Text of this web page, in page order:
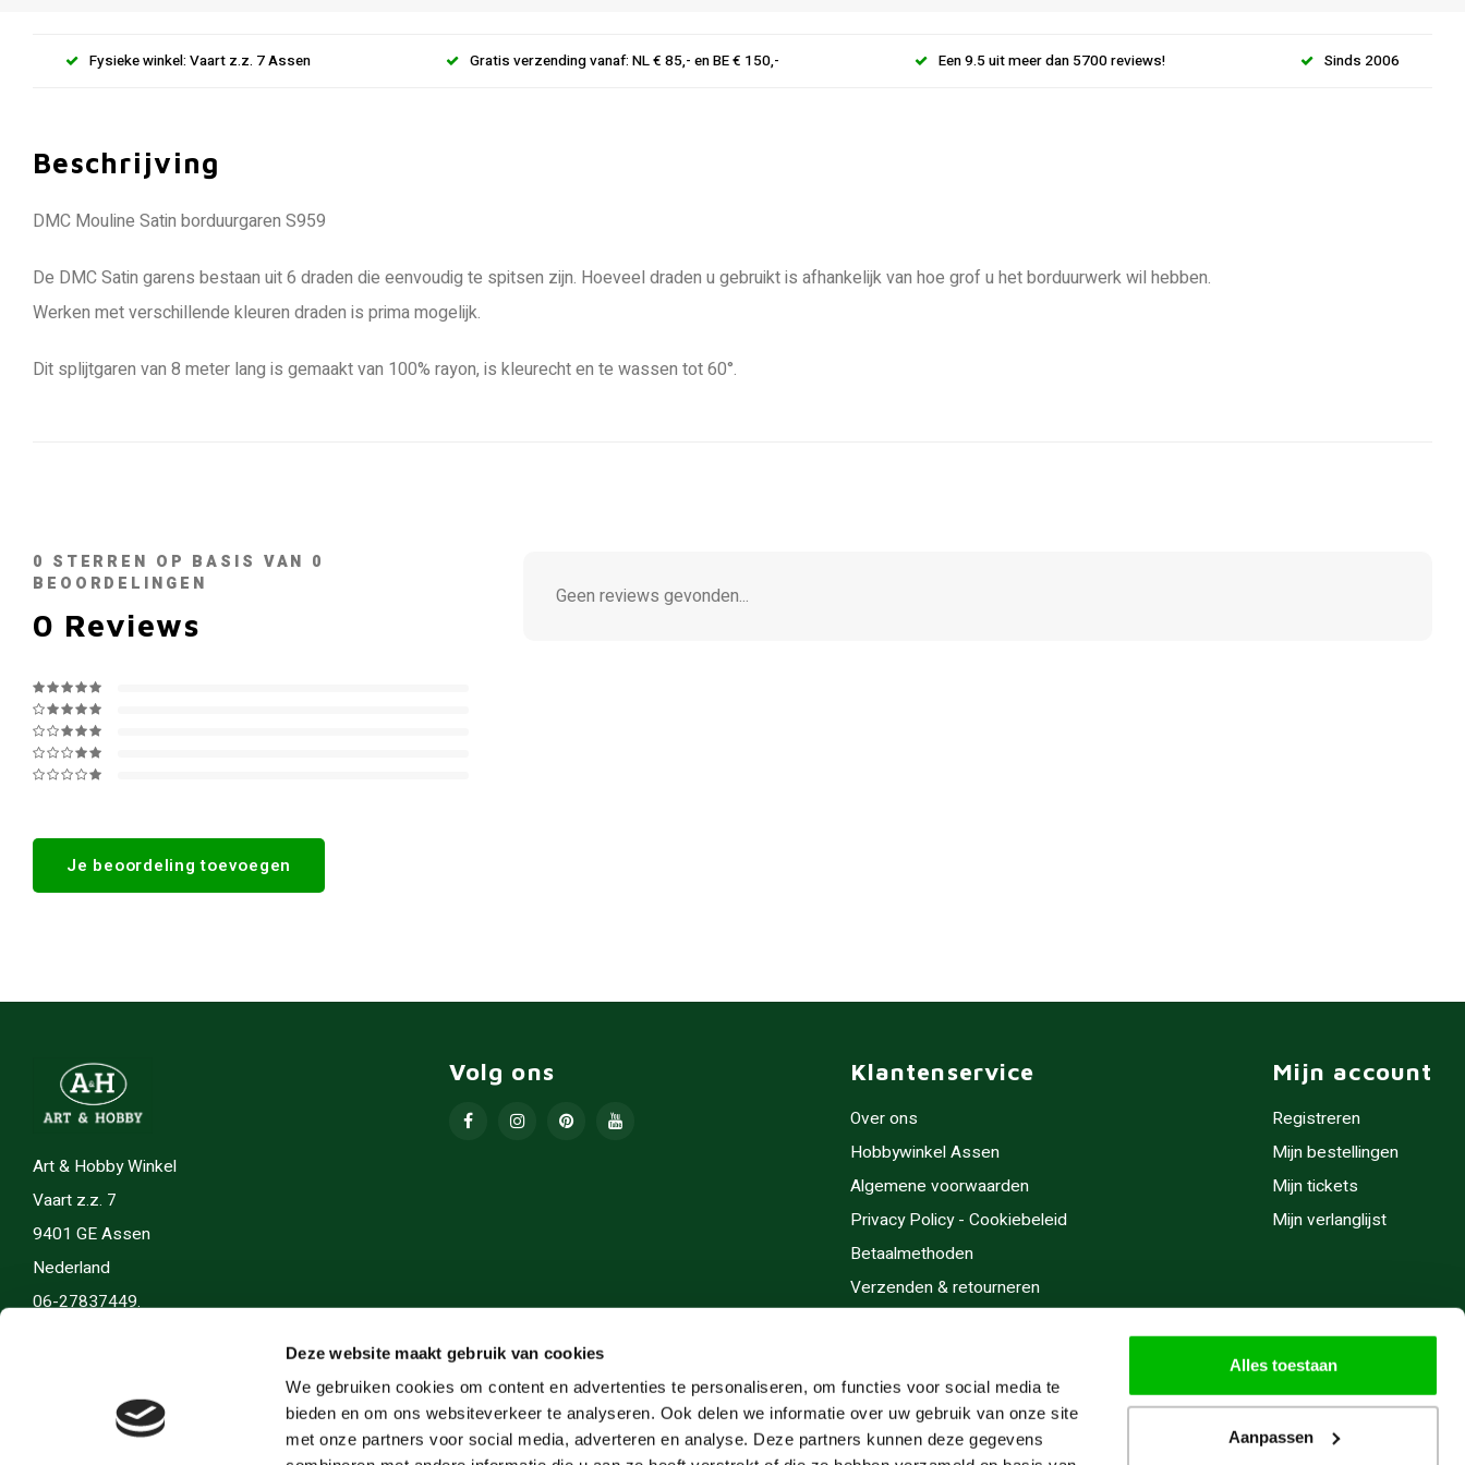
Deze website maakt gebruik van cookies
We gebruiken cookies om content en advertenties te personaliseren, om functies voor social media te
bieden en om ons websiteverkeer te analyseren. Ook delen we informatie over uw gebruik van onze site
met onze partners voor social media, adverteren en analyse. Deze partners kunnen deze gegevens
Alles toestaan
Aanpassen
Fysieke winkel: Vaart z.z. 7 Assen Gratis verzending vanaf: NL € 85,- en BE € 150,- Een 9.5 uit meer dan 5700 reviews! Sinds 2006
Beschrijving
DMC Mouline Satin borduurgaren S959
De DMC Satin garens bestaan uit 6 draden die eenvoudig te spitsen zijn. Hoeveel draden u gebruikt is afhankelijk van hoe grof u het borduurwerk wil hebben.
Werken met verschillende kleuren draden is prima mogelijk.
Dit splijtgaren van 8 meter lang is gemaakt van 100% rayon, is kleurecht en te wassen tot 60°.
0 STERREN OP BASIS VAN 0
BEOORDELINGEN
0 Reviews
Je beoordeling toevoegen
Geen reviews gevonden...
Art & Hobby Winkel
Vaart z.z. 7
9401 GE Assen
Nederland
06-27837449.
Volg ons Klantenservice
Over ons
Hobbywinkel Assen
Algemene voorwaarden
Privacy Policy - Cookiebeleid
Betaalmethoden
Verzenden & retourneren
Cadeaubonnen
Inlijsten
Servicegebieden
Mijn account
Registreren
Mijn bestellingen
Mijn tickets
Mijn verlanglijst